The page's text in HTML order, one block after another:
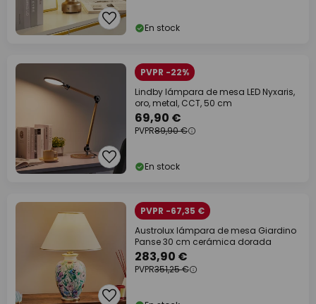
En stock
PVPR -22%
Lindby lámpara de mesa LED Nyxaris,
oro, metal, CCT, 50 cm
69,90 €
PVPR89,90 €
En stock
PVPR -67,35 €
Austrolux lámpara de mesa Giardino
Panse 30 cm cerámica dorada
283,90 €
PVPR351,25 €